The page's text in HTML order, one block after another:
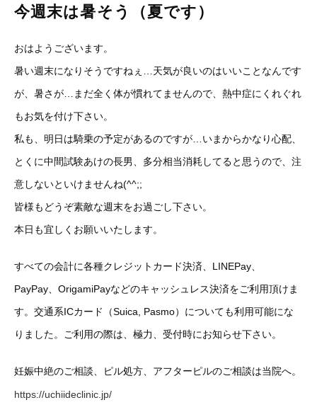
今週末は暑そう（夏です）
おはようございます。
暑い週末になりそうですねぇ…天気が良いのはいいことなんです
が、暑さが…まだ全く体が慣れてませんので、熱中症にくれぐれ
もお気を付け下さい。
私も、明日は騎乗の予定があるのですが…いまからかなり心配、
とくに中間試験あけの長男、多分相当消耗してると思うので、注
意しないといけませんね(^^;;
皆様もどうぞ素敵な週末をお過ごし下さい。
本日も宜しくお願いいたします。
すべての会計に各種クレジットカード決済、LINEPay、
PayPay、OrigamiPayなどのキャッシュレス決済をご利用頂けま
す。交通系ICカード（Suica, Pasmo）についても利用可能にな
りました。ご利用の際は、極力、受付時にお知らせ下さい。
妊娠中絶のご相談、ピル処方、アフターピルのご相談は当院へ。
https://uchiideclinic.jp/